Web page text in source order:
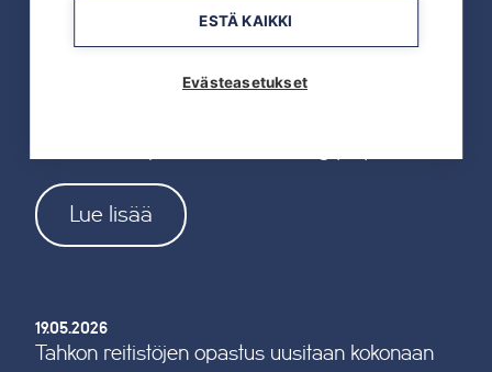
Lue lisää
19.05.2026
Tahkon reitistöjen opastus uusitaan kokonaan
ESTÄ KAIKKI
Evästeasetukset